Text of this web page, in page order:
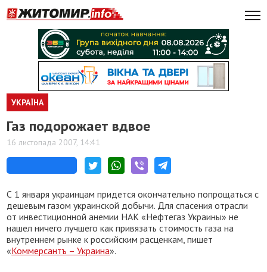
УКРАЇНА
Газ подорожает вдвое
16 листопада 2007, 14:41
С 1 января украинцам придется окончательно попрощаться с
дешевым газом украинской добычи. Для спасения отрасли
от инвестиционной анемии НАК «Нефтегаз Украины» не
нашел ничего лучшего как привязать стоимость газа на
внутреннем рынке к российским расценкам, пишет
«Коммерсантъ – Украина».